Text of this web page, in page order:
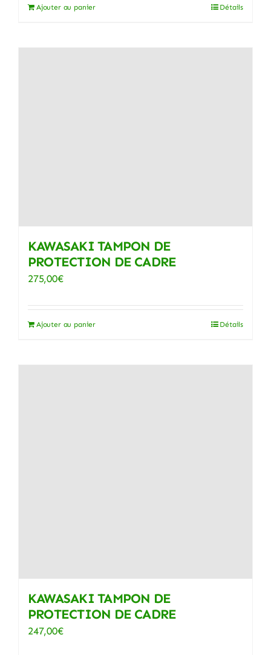
Ajouter au panier Détails
KAWASAKI TAMPON DE
PROTECTION DE CADRE
275,00€
Ajouter au panier Détails
KAWASAKI TAMPON DE
PROTECTION DE CADRE
247,00€